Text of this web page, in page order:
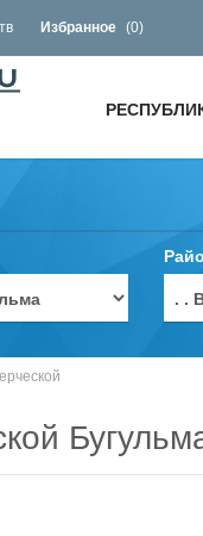
Избранное (0)
. .